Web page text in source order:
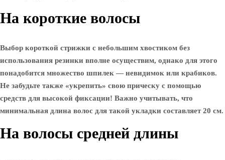
На короткие волосы
Выбор короткой стрижки с небольшим хвостиком без
использования резинки вполне осуществим, однако для этого
понадобится множество шпилек — невидимок или крабиков.
Не забудьте также «укрепить» свою прическу с помощью
средств для высокой фиксации! Важно учитывать, что
минимальная длина волос для такой укладки составляет 20 см.
На волосы средней длины